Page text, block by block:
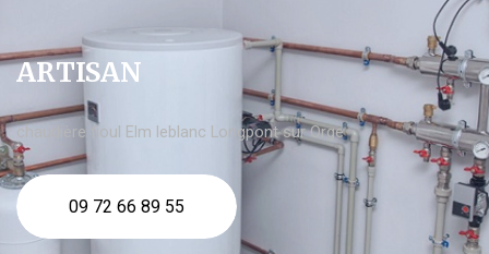
ARTISAN
chaudière fioul Elm leblanc Longpont sur Orge
09 72 66 89 55